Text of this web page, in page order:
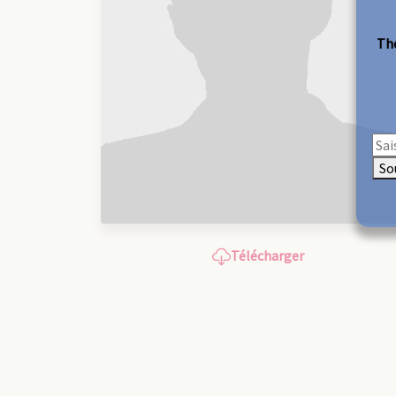
Télécharger